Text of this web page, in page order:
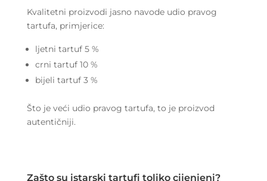
Kvalitetni proizvodi jasno navode udio pravog
tartufa, primjerice:
ljetni tartuf 5 %
crni tartuf 10 %
bijeli tartuf 3 %
Što je veći udio pravog tartufa, to je proizvod
autentičniji.
Zašto su istarski tartufi toliko cijenjeni?